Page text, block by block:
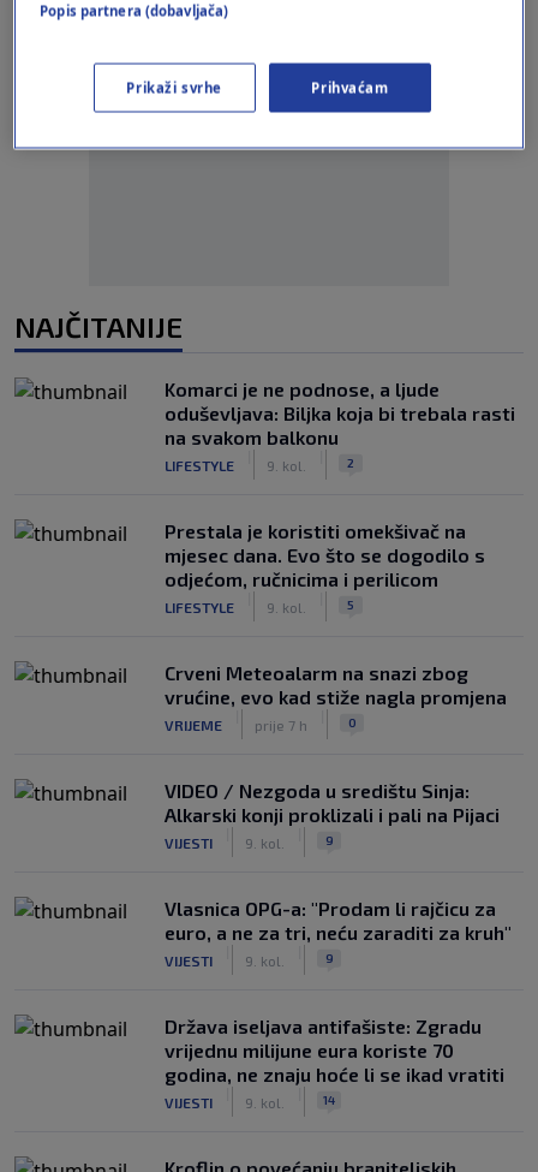
NAJČITANIJE
Komarci je ne podnose, a ljude
oduševljava: Biljka koja bi trebala rasti
na svakom balkonu
LIFESTYLE 9. kol. 2
Prestala je koristiti omekšivač na
mjesec dana. Evo što se dogodilo s
odjećom, ručnicima i perilicom
LIFESTYLE 9. kol. 5
Crveni Meteoalarm na snazi zbog
vrućine, evo kad stiže nagla promjena
VRIJEME prije 7 h 0
VIDEO / Nezgoda u središtu Sinja:
Alkarski konji proklizali i pali na Pijaci
VIJESTI 9. kol. 9
Vlasnica OPG-a: "Prodam li rajčicu za
euro, a ne za tri, neću zaraditi za kruh"
VIJESTI 9. kol. 9
Država iseljava antifašiste: Zgradu
vrijednu milijune eura koriste 70
godina, ne znaju hoće li se ikad vratiti
VIJESTI 9. kol. 14
Popis partnera (dobavljača)
Prikaži svrhe Prihvaćam